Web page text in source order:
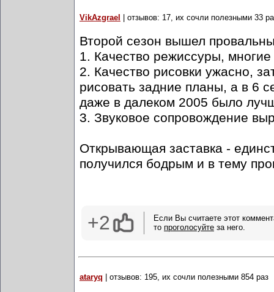
VikAzgrael | отзывов: 17, их сочли полезными 33
Второй сезон вышел
1. Качество режиссуры,
2. Качество рисовки ужасно,
рисовать задние планы, а в 6
даже в далеком 2005 было
3. Звуковое сопровождение
Открывающая заставка -
получился бодрым и в тему
+2
Если Вы считаете этот
то проголосуйте за него.
ataryq | отзывов: 195, их сочли полезными 854 раз